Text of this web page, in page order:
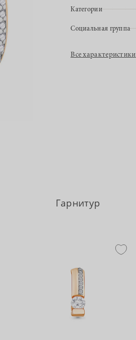
Категории
Социальная группа
Все характеристики
Гарнитур